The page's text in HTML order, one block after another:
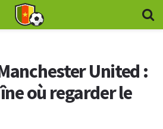
United :
où regarder le